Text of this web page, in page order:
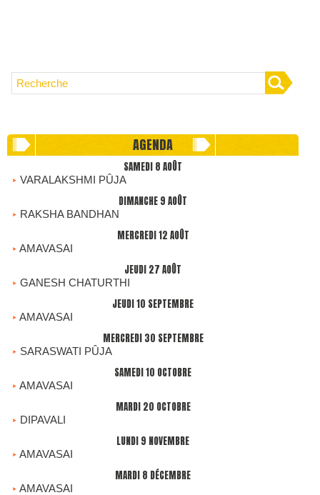
AGENDA
SAMEDI 8 AOÛT
VARALAKSHMI PÛJA
DIMANCHE 9 AOÛT
RAKSHA BANDHAN
MERCREDI 12 AOÛT
AMAVASAI
JEUDI 27 AOÛT
GANESH CHATURTHI
JEUDI 10 SEPTEMBRE
AMAVASAI
MERCREDI 30 SEPTEMBRE
SARASWATI PÛJA
SAMEDI 10 OCTOBRE
AMAVASAI
MARDI 20 OCTOBRE
DIPAVALI
LUNDI 9 NOVEMBRE
AMAVASAI
MARDI 8 DÉCEMBRE
AMAVASAI